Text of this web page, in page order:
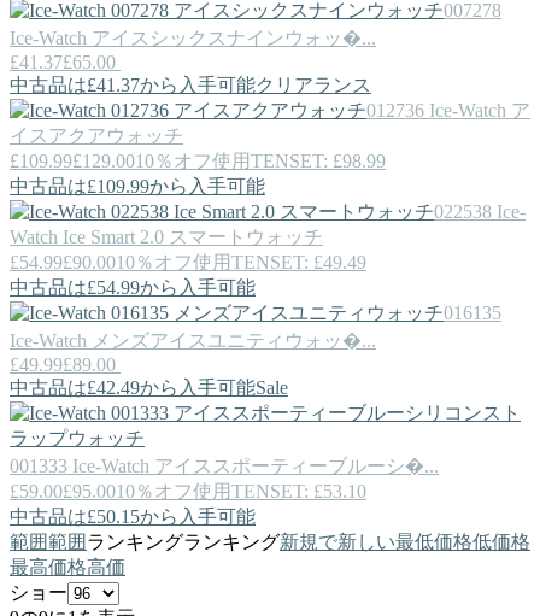
007278
Ice-Watch アイスシックスナインウォッ�...
£41.37£65.00
中古品は£41.37から入手可能クリアランス
012736 Ice-Watch ア
イスアクアウォッチ
£109.99£129.0010％オフ使用TENSET: £98.99
中古品は£109.99から入手可能
022538 Ice-
Watch Ice Smart 2.0 スマートウォッチ
£54.99£90.0010％オフ使用TENSET: £49.49
中古品は£54.99から入手可能
016135
Ice-Watch メンズアイスユニティウォッ�...
£49.99£89.00
中古品は£42.49から入手可能Sale
001333 Ice-Watch アイススポーティーブルーシ�...
£59.00£95.0010％オフ使用TENSET: £53.10
中古品は£50.15から入手可能
範囲範囲 ランキングランキング新規で新しい最低価格低価格
最高価格高価
ショー